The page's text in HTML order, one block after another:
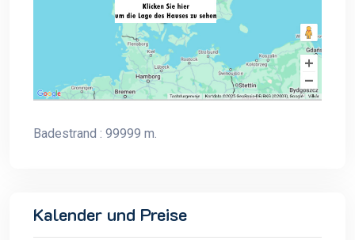
Badestrand : 99999 m.
Kalender und Preise